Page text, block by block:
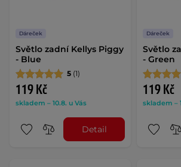
Dáreček
Světlo zadní Kellys Piggy
- Blue
5 (1)
119 Kč
skladem – 10.8. u Vás
Detail
Dáreček
Světlo
- Green
119 Kč
skladem –